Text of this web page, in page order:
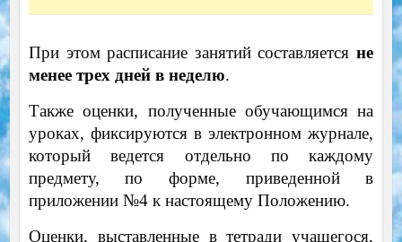
При этом расписание занятий составляетсяне
менее трех дней в неделю.
Также оценки, полученные обучающимся на
уроках, фиксируются в электронном журнале,
который ведется отдельно по каждому
предмету, по форме, приведенной в
приложении №4 к настоящему Положению.
Оценки, выставленные в тетради учащегося,